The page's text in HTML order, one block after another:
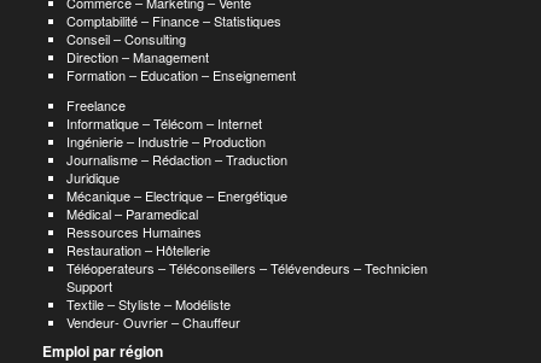
Comptabilité – Finance – Statistiques
Conseil – Consulting
Direction – Management
Formation – Education – Enseignement
Freelance
Informatique – Télécom – Internet
Ingénierie – Industrie – Production
Journalisme – Rédaction – Traduction
Juridique
Mécanique – Electrique – Energétique
Médical – Paramedical
Ressources Humaines
Restauration – Hôtellerie
Téléoperateurs – Téléconseillers – Télévendeurs – Technicien
Support
Textile – Styliste – Modéliste
Vendeur- Ouvrier – Chauffeur
Emploi par région